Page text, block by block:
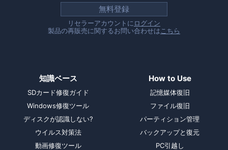
無料登録
リセラーアカウントにログイン
製品の再販売に関するお問い合わせはこちら
知識ベース
SDカード修復ガイド
Windows修復ツール
ディスクが認識しない?
ウイルス対策法
動画修復ツール
How to Use
記憶媒体復旧
ファイル復旧
パーティション管理
バックアップと復元
PC引越し